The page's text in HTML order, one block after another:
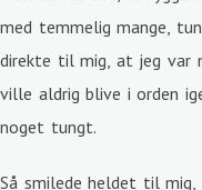
med temmelig mange,
direkte til mig, at jeg var
ville aldrig blive i orden
noget tungt.
Så smilede heldet til